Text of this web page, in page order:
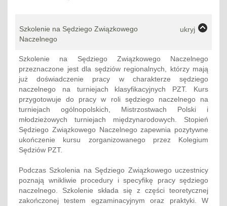
Szkolenie na Sędziego Związkowego
Naczelnego
ukryj
Szkolenie na Sędziego Związkowego Naczelnego
przeznaczone jest dla sędziów regionalnych, którzy mają
już doświadczenie pracy w charakterze sędziego
naczelnego na turniejach klasyfikacyjnych PZT. Kurs
przygotowuje do pracy w roli sędziego naczelnego na
turniejach ogólnopolskich, Mistrzostwach Polski i
młodzieżowych turniejach międzynarodowych. Stopień
Sędziego Związkowego Naczelnego zapewnia pozytywne
ukończenie kursu zorganizowanego przez Kolegium
Sędziów PZT.
Podczas Szkolenia na Sędziego Związkowego uczestnicy
poznają wnikliwie procedury i specyfikę pracy sędziego
naczelnego. Szkolenie składa się z części teoretycznej
zakończonej testem egzaminacyjnym oraz praktyki. W